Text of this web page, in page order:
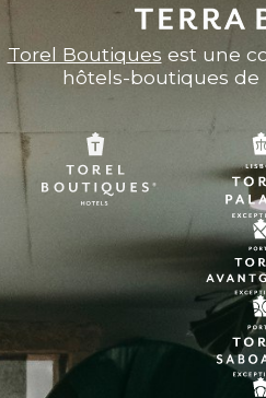
Torel Boutiques est une
hôtels-boutiques de